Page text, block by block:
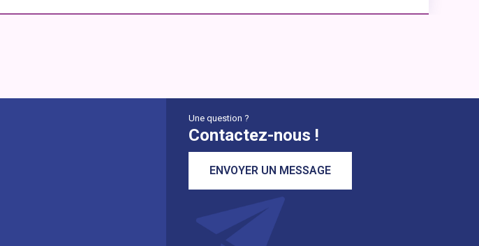
Une question ?
Contactez-nous !
ENVOYER UN MESSAGE